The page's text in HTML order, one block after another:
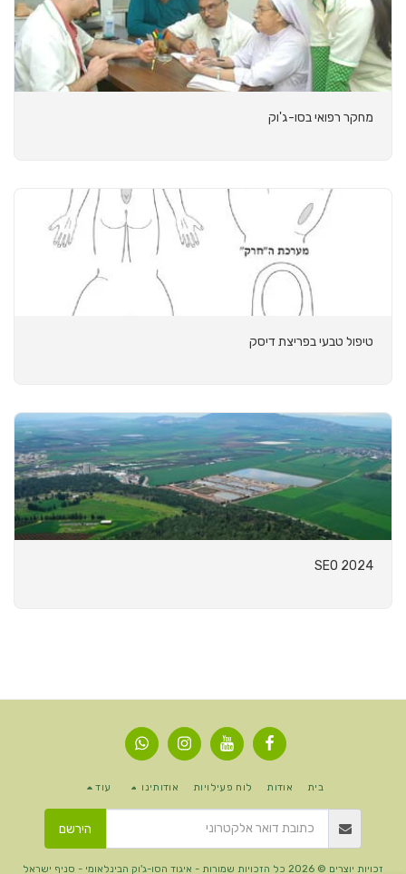
מחקר רפואי בסו-ג'וק
טיפול טבעי בפריצת דיסק
SEO 2024
בית אודות לוח פעילויות אודותינו עוד
הירשם
זכויות יוצרים © 2026 כל הזכויות שמורות - איגוד הסו-ג'וק הבינלאומי - סניף ישראל